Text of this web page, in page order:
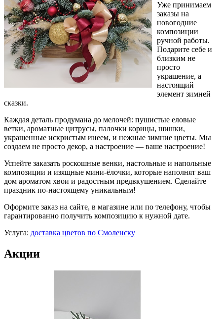
Уже принимаем
заказы на
новогодние
композиции
ручной работы.
Подарите себе и
близким не
просто
украшение, а
настоящий
элемент зимней
сказки.
Каждая деталь продумана до мелочей: пушистые еловые
ветки, ароматные цитрусы, палочки корицы, шишки,
украшенные искристым инеем, и нежные зимние цветы. Мы
создаем не просто декор, а настроение — ваше настроение!
Успейте заказать роскошные венки, настольные и напольные
композиции и изящные мини-ёлочки, которые наполнят ваш
дом ароматом хвои и радостным предвкушением. Сделайте
праздник по-настоящему уникальным!
Оформите заказ на сайте, в магазине или по телефону, чтобы
гарантированно получить композицию к нужной дате.
Услуга: доставка цветов по Смоленску
Акции